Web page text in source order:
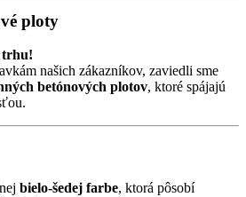
ploty
trhu!
našich zákazníkov, zaviedli sme
betónových plotov, ktoré spájajú
bielo-šedej farbe, ktorá pôsobí